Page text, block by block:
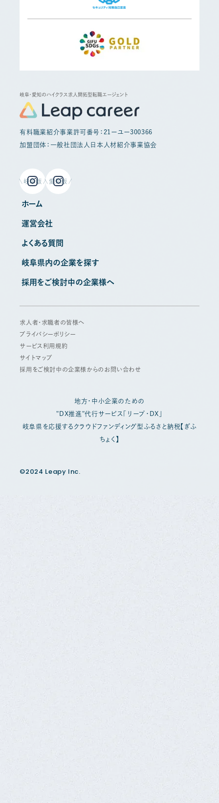
岐阜・愛知のハイクラス求人開拓型転職エージェント
有料職業紹介事業許可番号：21ーユー300366
加盟団体：一般社団法人日本人材紹介事業協会
岐阜版 愛知版
ホーム
運営会社
よくある質問
岐阜県内の企業を探す
採用をご検討中の企業様へ
求人者・求職者の皆様へ
プライバシーポリシー
サービス利用規約
サイトマップ
採用をご検討中の企業様からのお問い合わせ
地方・中小企業のための
"DX推進"代行サービス「リープ・DX」
岐阜県を応援するクラウドファンディング型ふるさと納税【ぎふ
ちょく】
©2024 Leapy Inc.